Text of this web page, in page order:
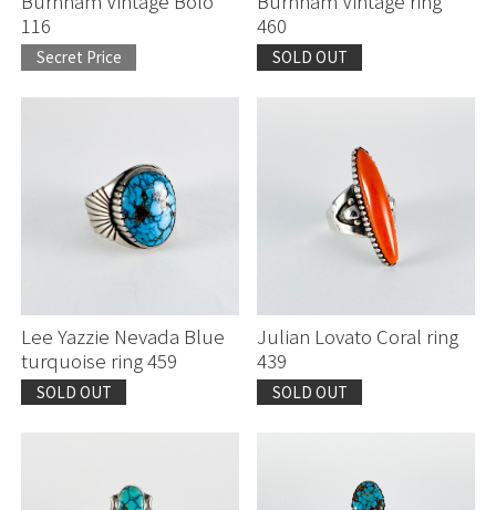
116
Secret Price
460
SOLD OUT
Lee Yazzie Nevada Blue
turquoise ring 459
SOLD OUT
Julian Lovato Coral ring
439
SOLD OUT